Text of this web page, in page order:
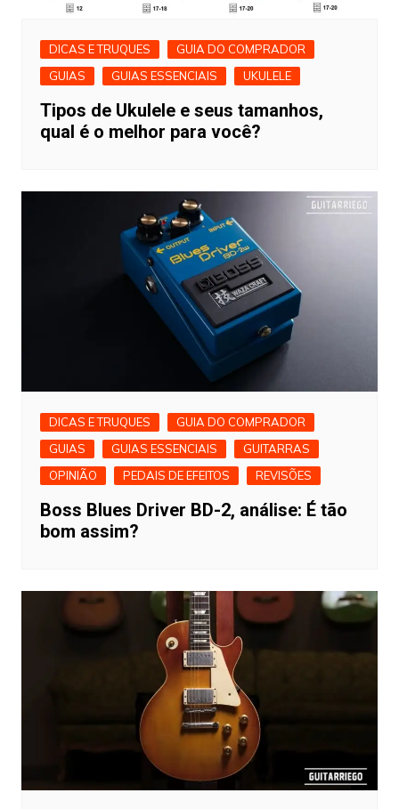
DICAS E TRUQUES
GUIA DO COMPRADOR
GUIAS
GUIAS ESSENCIAIS UKULELE
Tipos de Ukulele e seus tamanhos,
qual é o melhor para você?
DICAS E TRUQUES
GUIA DO COMPRADOR
GUIAS
GUIAS ESSENCIAIS
GUITARRAS
OPINIÃO
PEDAIS DE EFEITOS REVISÕES
Boss Blues Driver BD-2, análise: É tão
bom assim?